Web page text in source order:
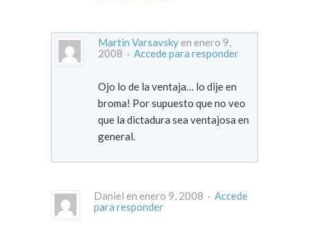
Martin Varsavsky en enero 9,
2008 · Accede para responder
Ojo lo de la ventaja… lo dije en
broma! Por supuesto que no veo
que la dictadura sea ventajosa en
general.
Daniel en enero 9, 2008 · Accede
para responder